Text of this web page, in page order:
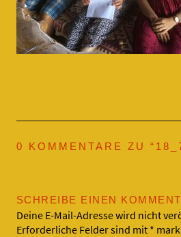
0 KOMMENTARE ZU “
SCHREIBE EINEN
Deine E-Mail-Adresse wird nicht
Erforderliche Felder sind mit *